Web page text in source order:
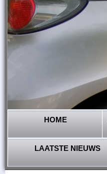
HOME
LAATSTE NIEUWS